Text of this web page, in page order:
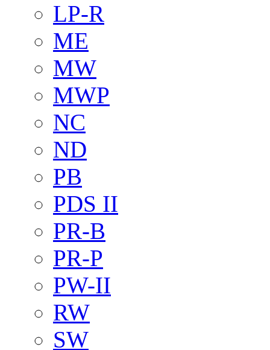
LP-R
ME
MW
MWP
NC
ND
PB
PDS II
PR-B
PR-P
PW-II
RW
SW